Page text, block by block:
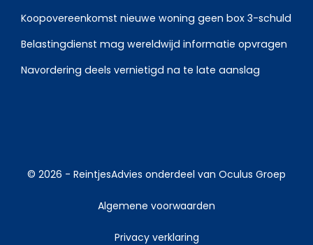
Koopovereenkomst nieuwe woning geen box 3-schuld
Belastingdienst mag wereldwijd informatie opvragen
Navordering deels vernietigd na te late aanslag
© 2026 - ReintjesAdvies onderdeel van Oculus Groep
Algemene voorwaarden
Privacy verklaring